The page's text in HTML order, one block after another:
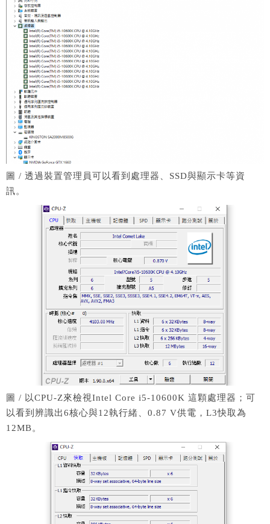
圖 / 透過裝置管理員可以看到處理器、SSD與顯示卡等資
訊。
圖 / 以CPU-Z來檢視Intel Core i5-10600K 這顆處理器；可
以看到辨識出6核心與12執行緒、0.87 V供電，L3快取為
12MB。